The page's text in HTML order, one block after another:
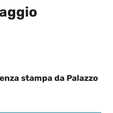
stampa da Palazzo